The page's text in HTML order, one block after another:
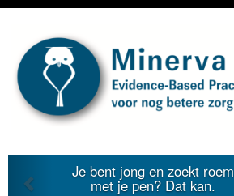
Je bent jong en zoekt roem
met je pen? Dat kan.
Previous